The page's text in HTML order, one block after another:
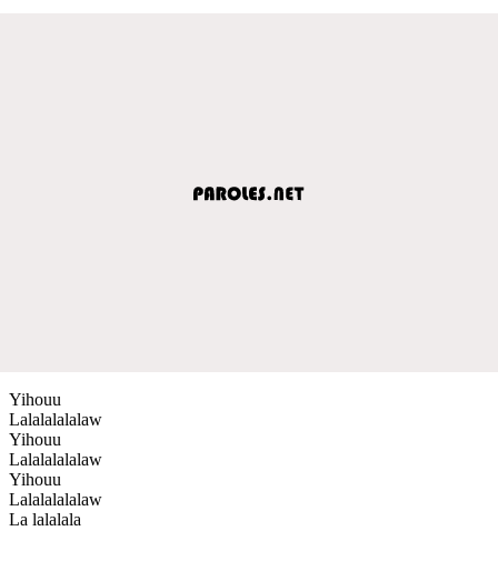
Yihouu
Lalalalalalaw
Yihouu
Lalalalalalaw
Yihouu
Lalalalalalaw
La lalalala